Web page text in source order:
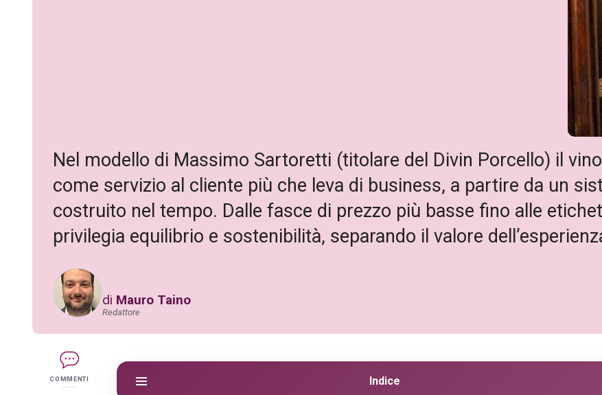
Nel modello di Massimo Sartoretti (titolare del Divin Porcello) il
come servizio al cliente più che leva di business, a partire da un
costruito nel tempo. Dalle fasce di prezzo più basse fino alle
privilegia equilibrio e sostenibilità, separando il valore
di Mauro Taino
Redattore
COMMENTI Indice